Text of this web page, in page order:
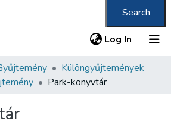
Search
Log In (current)
Különgyűjtemények
Park-könyvtár